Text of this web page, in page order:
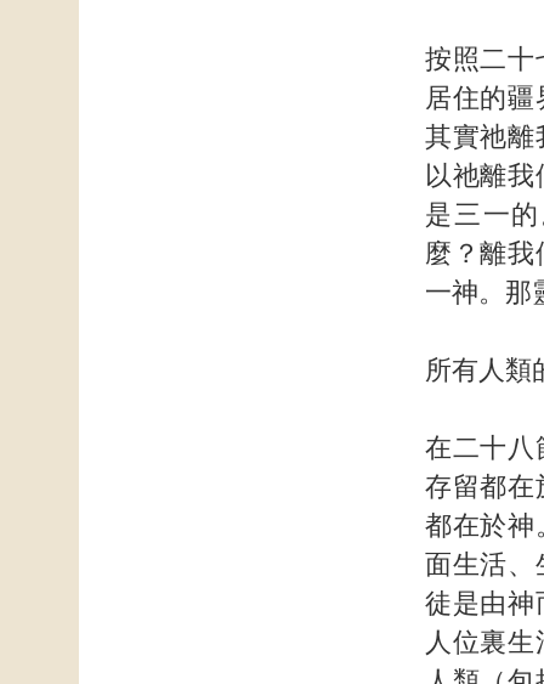
按照二十
居住的
其實祂離
以祂離
是三一
麼？離我
一神。那
所有人類
在二十八
存留都在
都在於神
面生活、
徒是由神
人位裏